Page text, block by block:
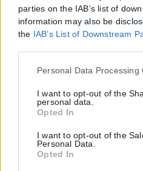
parties on the IAB’s list of
information may also be
the IAB’s List of Downstream
Please note that this website/
but not limited to your visit or
click to grant or deny consent
tags to use your data for
Google consent section.
Personal Data Processing
I want to opt-out of the
personal data.
Opted In
I want to opt-out of the
Personal Data.
Opted In